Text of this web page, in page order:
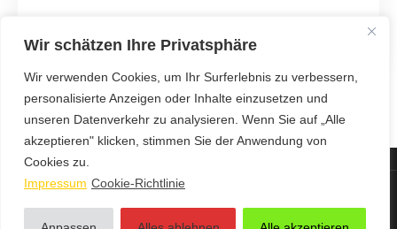
Wir schätzen Ihre Privatsphäre
Wir verwenden Cookies, um Ihr Surferlebnis zu verbessern,
personalisierte Anzeigen oder Inhalte einzusetzen und
unseren Datenverkehr zu analysieren. Wenn Sie auf „Alle
akzeptieren" klicken, stimmen Sie der Anwendung von
Cookies zu.
Impressum Cookie-Richtlinie
123 Auto & Verkehr Info - Proudly Powered by WordPress